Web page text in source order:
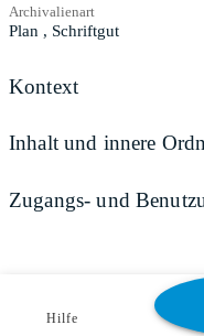
Archivalienart
Plan , Schriftgut
Kontext
Inhalt und innere
Zugangs- und
Hilfe